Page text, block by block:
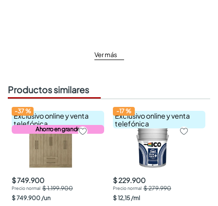
Ver más
Productos similares
Exclusivo online y venta
telefónica
Ahorro en grande
-37%
$ 749.900
$ 1.199.900
$749.900 /un
Exclusivo online y venta
telefónica
-17%
$ 229.900
$ 279.990
$12,15 /ml